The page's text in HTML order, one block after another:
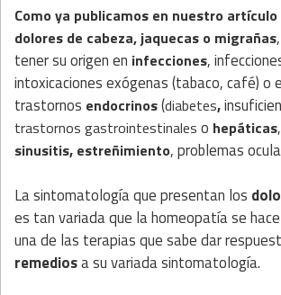
Como ya publicamos en nuestro
dolores de cabeza, jaquecas o migrañas
tener su origen en infecciones,
intoxicaciones exógenas (tabaco, café) o
trastornos endocrinos(diabetes,
trastornos gastrointestinales o hepáticas,
sinusitis, estreñimiento, problemas
La sintomatología que presentan los
es tan variada que la homeopatía se
una de las terapias que sabe dar
remediosa su variada sintomatología.